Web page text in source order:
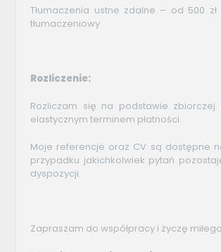
Tłumaczenia ustne zdalne – od 500
tłumaczeniowy
Rozliczenie:
Rozliczam się na podstawie zbiorczej
elastycznym terminem płatności.
Moje referencje oraz CV są dostępne
przypadku jakichkolwiek pytań
dyspozycji.
Zapraszam do współpracy i życzę